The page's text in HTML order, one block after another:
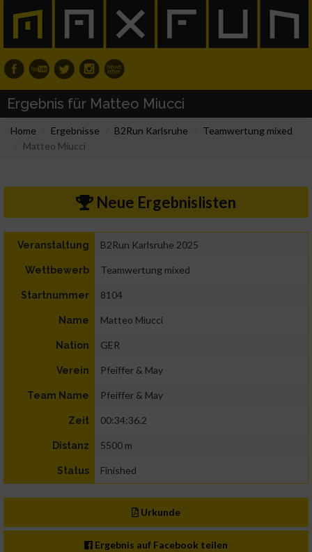
Ergebnis für Matteo Miucci
Home Ergebnisse B2Run Karlsruhe
Teamwertung mixed
Matteo Miucci
Neue Ergebnislisten
Veranstaltung B2Run Karlsruhe 2025
Wettbewerb Teamwertung mixed
Startnummer 8104
Name Matteo Miucci
Nation GER
Verein Pfeiffer & May
Team Name Pfeiffer & May
Zeit 00:34:36.2
Distanz 5500 m
Status Finished
Urkunde
Ergebnis auf Facebook teilen